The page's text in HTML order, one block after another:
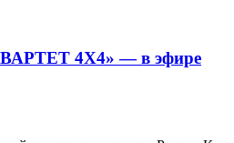
4Х4» — в эфире